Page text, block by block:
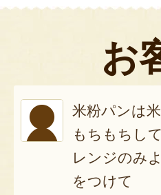
お
米粉パンは
もちもちし
レンジのみ
をつけて